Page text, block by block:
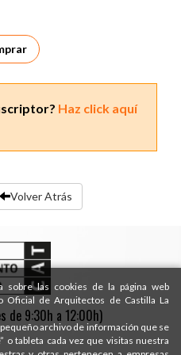
Haz click aquí
Volver Atrás
de 9:30h a 12:00h)
sobre las cookies de la página web
Oficial de Arquitectos de Castilla La
archivo de información que se
o tableta cada vez que visitas nuestra